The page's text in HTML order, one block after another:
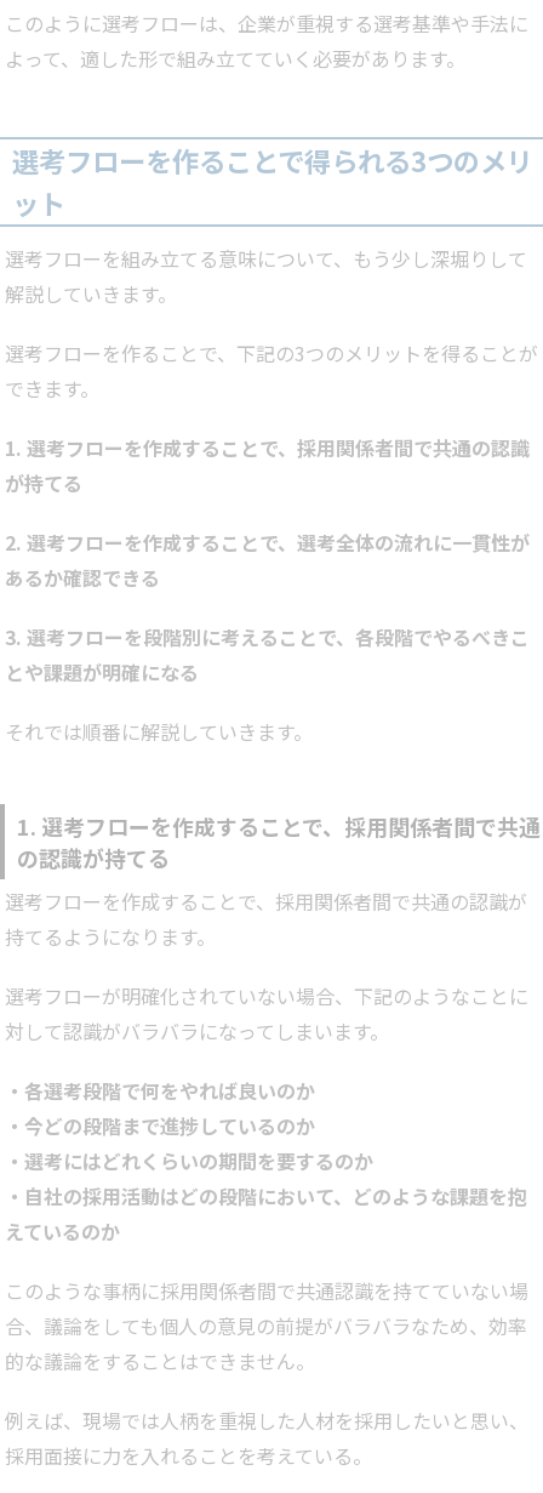
このように選考フローは、企業が重視する選考基準や手法に
よって、適した形で組み立てていく必要があります。
選考フローを作ることで得られる3つのメリ
ット
選考フローを組み立てる意味について、もう少し深堀りして
解説していきます。
選考フローを作ることで、下記の3つのメリットを得ることが
できます。
1. 選考フローを作成することで、採用関係者間で共通の認識
が持てる
2. 選考フローを作成することで、選考全体の流れに一貫性が
あるか確認できる
3. 選考フローを段階別に考えることで、各段階でやるべきこ
とや課題が明確になる
それでは順番に解説していきます。
1. 選考フローを作成することで、採用関係者間で共通
の認識が持てる
選考フローを作成することで、採用関係者間で共通の認識が
持てるようになります。
選考フローが明確化されていない場合、下記のようなことに
対して認識がバラバラになってしまいます。
・各選考段階で何をやれば良いのか
・今どの段階まで進捗しているのか
・選考にはどれくらいの期間を要するのか
・自社の採用活動はどの段階において、どのような課題を抱
えているのか
このような事柄に採用関係者間で共通認識を持てていない場
合、議論をしても個人の意見の前提がバラバラなため、効率
的な議論をすることはできません。
例えば、現場では人柄を重視した人材を採用したいと思い、
採用面接に力を入れることを考えている。